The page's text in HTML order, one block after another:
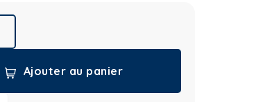
Ajouter au panier